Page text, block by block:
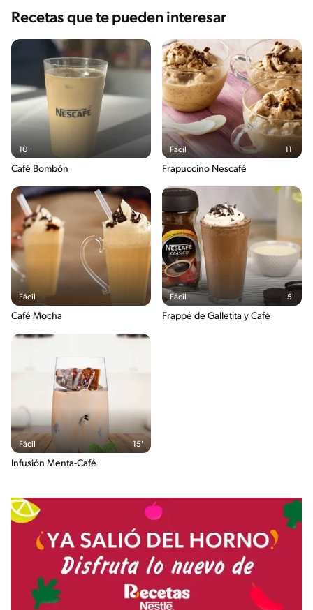
Recetas que te pueden interesar
10'
Café Bombón
Fácil 11'
Frapuccino Nescafé
Fácil
Café Mocha
Fácil 5'
Frappé de Galletita y Café
Fácil 15'
Infusión Menta-Café